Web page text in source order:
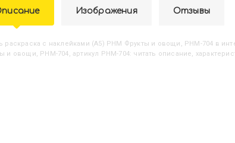
Изображения Отзывы
Раскраска с наклейками (А5) РНМ Фрукты и овощи, РНМ-704 в
и овощи, РНМ-704, артикул РНМ-704: читать описание,